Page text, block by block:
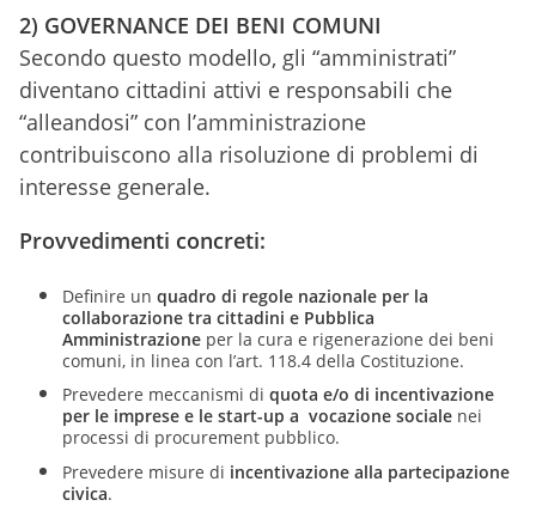
2) GOVERNANCE DEI BENI COMUNI
Secondo questo modello, gli “amministrati”
diventano cittadini attivi e responsabili che
“alleandosi” con l’amministrazione
contribuiscono alla risoluzione di problemi di
interesse generale.
Provvedimenti concreti:
Definire un quadro di regole nazionale per la
collaborazione tra cittadini e Pubblica
Amministrazione per la cura e rigenerazione dei beni
comuni, in linea con l’art. 118.4 della Costituzione.
Prevedere meccanismi di quota e/o di incentivazione
per le imprese e le start-up a vocazione sociale nei
processi di procurement pubblico.
Prevedere misure di incentivazione alla partecipazione
civica.